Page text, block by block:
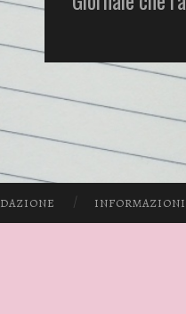
INFORMAZIONI